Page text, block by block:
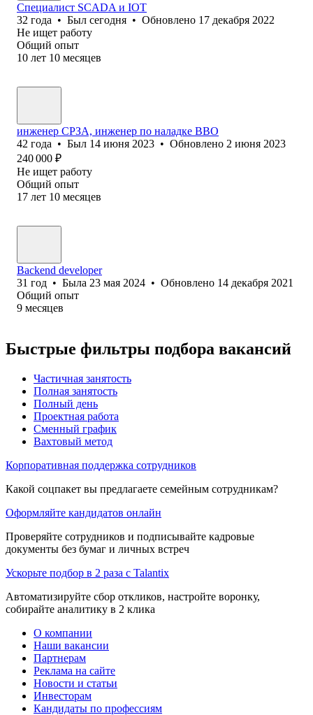
Специалист SCADA и IOT
32 года • Был сегодня • Обновлено 17 декабря 2022
Не ищет работу
Общий опыт
10 лет 10 месяцев
инженер СРЗА, инженер по наладке ВВО
42 года • Был 14 июня 2023 • Обновлено 2 июня 2023
240 000 ₽
Не ищет работу
Общий опыт
17 лет 10 месяцев
Backend developer
31 год • Была 23 мая 2024 • Обновлено 14 декабря 2021
Общий опыт
9 месяцев
Быстрые фильтры подбора вакансий
Частичная занятость
Полная занятость
Полный день
Проектная работа
Сменный график
Вахтовый метод
Корпоративная поддержка сотрудников
Какой соцпакет вы предлагаете семейным сотрудникам?
Оформляйте кандидатов онлайн
Проверяйте сотрудников и подписывайте кадровые
документы без бумаг и личных встреч
Ускорьте подбор в 2 раза с Talantix
Автоматизируйте сбор откликов, настройте воронку,
собирайте аналитику в 2 клика
О компании
Наши вакансии
Партнерам
Реклама на сайте
Новости и статьи
Инвесторам
Кандидаты по профессиям